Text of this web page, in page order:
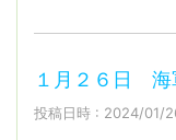
１月２６日 海
投稿日時 : 2024/01/